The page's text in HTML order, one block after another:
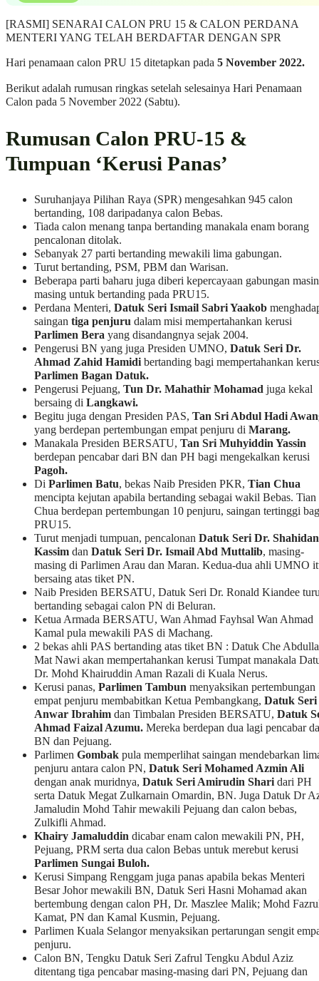
[RASMI] SENARAI CALON PRU 15 & CALON PERDANA
MENTERI YANG TELAH BERDAFTAR DENGAN SPR
Hari penamaan calon PRU 15 ditetapkan pada 5 November 2022.
Berikut adalah rumusan ringkas setelah selesainya Hari Penamaan
Calon pada 5 November 2022 (Sabtu).
Rumusan Calon PRU-15 &
Tumpuan ‘Kerusi Panas’
Suruhanjaya Pilihan Raya (SPR) mengesahkan 945 calon
bertanding, 108 daripadanya calon Bebas.
Tiada calon menang tanpa bertanding manakala enam borang
pencalonan ditolak.
Sebanyak 27 parti bertanding mewakili lima gabungan.
Turut bertanding, PSM, PBM dan Warisan.
Beberapa parti baharu juga diberi kepercayaan gabungan
masing untuk bertanding pada PRU15.
Perdana Menteri, Datuk Seri Ismail Sabri Yaakob
saingan tiga penjuru dalam misi mempertahankan kerusi
Parlimen Bera yang disandangnya sejak 2004.
Pengerusi BN yang juga Presiden UMNO, Datuk Seri Dr.
Ahmad Zahid Hamidibertanding bagi mempertahankan
Parlimen Bagan Datuk.
Pengerusi Pejuang, Tun Dr. Mahathir Mohamad juga kekal
bersaing di Langkawi.
Begitu juga dengan Presiden PAS, Tan Sri Abdul Hadi
yang berdepan pertembungan empat penjuru di Marang.
Manakala Presiden BERSATU, Tan Sri Muhyiddin Yassin
berdepan pencabar dari BN dan PH bagi mengekalkan kerusi
Pagoh.
Di Parlimen Batu, bekas Naib Presiden PKR, Tian Chua
mencipta kejutan apabila bertanding sebagai wakil Bebas. Tian
Chua berdepan pertembungan 10 penjuru, saingan tertinggi
PRU15.
Turut menjadi tumpuan, pencalonan Datuk Seri Dr. Shahidan
Kassim dan Datuk Seri Dr. Ismail Abd Muttalib, masing-
masing di Parlimen Arau dan Maran. Kedua-dua ahli UMNO
bersaing atas tiket PN.
Naib Presiden BERSATU, Datuk Seri Dr. Ronald Kiandee
bertanding sebagai calon PN di Beluran.
Ketua Armada BERSATU, Wan Ahmad Fayhsal Wan Ahmad
Kamal pula mewakili PAS di Machang.
2 bekas ahli PAS bertanding atas tiket BN : Datuk Che
Mat Nawi akan mempertahankan kerusi Tumpat manakala
Dr. Mohd Khairuddin Aman Razali di Kuala Nerus.
Kerusi panas, Parlimen Tambun menyaksikan pertembungan
empat penjuru membabitkan Ketua Pembangkang, Datuk Seri
Anwar Ibrahim dan Timbalan Presiden BERSATU, Datuk
Ahmad Faizal Azumu. Mereka berdepan dua lagi pencabar
BN dan Pejuang.
Parlimen Gombak pula memperlihat saingan mendebarkan
penjuru antara calon PN, Datuk Seri Mohamed Azmin Ali
dengan anak muridnya, Datuk Seri Amirudin Sharidari PH
serta Datuk Megat Zulkarnain Omardin, BN. Juga Datuk Dr
Jamaludin Mohd Tahir mewakili Pejuang dan calon bebas,
Zulkifli Ahmad.
Khairy Jamaluddin dicabar enam calon mewakili PN, PH,
Pejuang, PRM serta dua calon Bebas untuk merebut kerusi
Parlimen Sungai Buloh.
Kerusi Simpang Renggam juga panas apabila bekas Menteri
Besar Johor mewakili BN, Datuk Seri Hasni Mohamad akan
bertembung dengan calon PH, Dr. Maszlee Malik; Mohd
Kamat, PN dan Kamal Kusmin, Pejuang.
Parlimen Kuala Selangor menyaksikan pertarungan sengit
penjuru.
Calon BN, Tengku Datuk Seri Zafrul Tengku Abdul Aziz
ditentang tiga pencabar masing-masing dari PN, Pejuang dan